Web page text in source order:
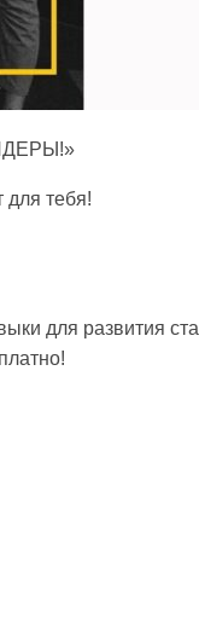
для тебя!
для развития